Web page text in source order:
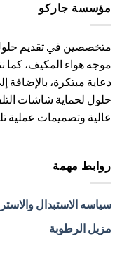
مؤسسة جاركو
متخصصين في تقديم
موجه هواء المكيف، كما
دعاية مبتكرة، بالإضافة
حلول لحماية شاشات
عالية وتصميمات عملية
روابط مهمة
سياسه الاستبدال
مزيل الرطوبة